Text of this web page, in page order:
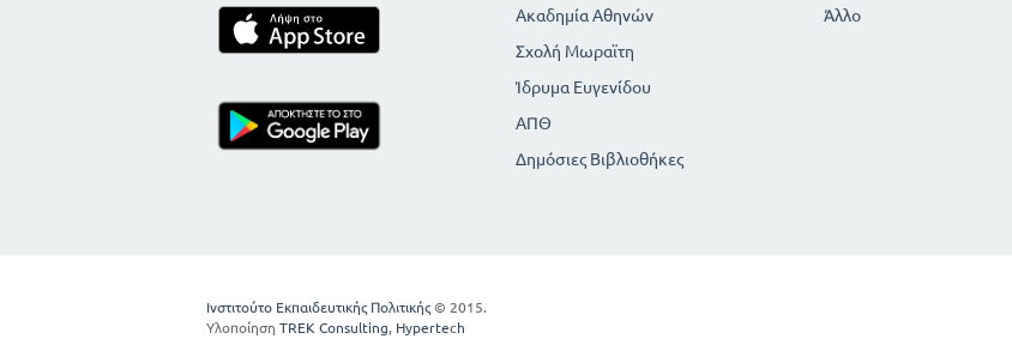
Ακαδημία Αθηνών
Σχολή Μωραϊτη
Ίδρυμα Ευγενίδου
ΑΠΘ
Δημόσιες Βιβλιοθήκες
Άλλο
Ινστιτούτο Εκπαιδευτικής Πολιτικής © 2015.
Υλοποίηση TREK Consulting, Hypertech